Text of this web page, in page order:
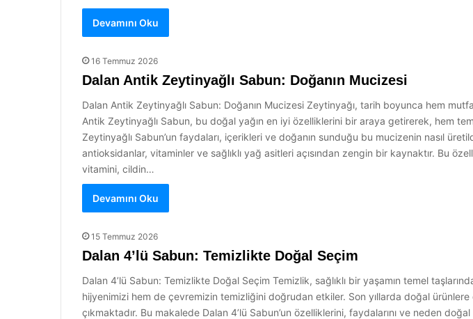
Devamını Oku
16 Temmuz 2026
Dalan Antik Zeytinyağlı Sabun: Doğanın Mucizesi
Dalan Antik Zeytinyağlı Sabun: Doğanın Mucizesi Zeytinyağı, tarih boyunca hem
Antik Zeytinyağlı Sabun, bu doğal yağın en iyi özelliklerini bir araya getirerek, hem
Zeytinyağlı Sabun’un faydaları, içerikleri ve doğanın sunduğu bu mucizenin nasıl
antioksidanlar, vitaminler ve sağlıklı yağ asitleri açısından zengin bir kaynaktır. Bu
vitamini, cildin…
Devamını Oku
15 Temmuz 2026
Dalan 4’lü Sabun: Temizlikte Doğal Seçim
Dalan 4’lü Sabun: Temizlikte Doğal Seçim Temizlik, sağlıklı bir yaşamın temel
hijyenimizi hem de çevremizin temizliğini doğrudan etkiler. Son yıllarda doğal
çıkmaktadır. Bu makalede Dalan 4’lü Sabun’un özelliklerini, faydalarını ve neden